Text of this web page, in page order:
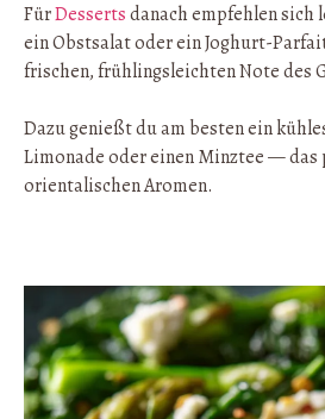
FürDessertsdanach empfehlen sich
ein Obstsalat oder ein Joghurt-
frischen, frühlingsleichten Note des
Dazu genießt du am besten ein
Limonade oder einen Minztee — das
orientalischen Aromen.